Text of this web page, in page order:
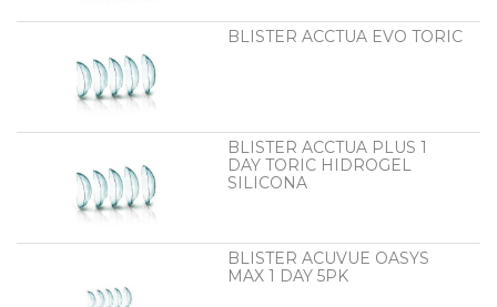
BLISTER ACCTUA EVO TORIC
BLISTER ACCTUA PLUS 1
DAY TORIC HIDROGEL
SILICONA
BLISTER ACUVUE OASYS
MAX 1 DAY 5PK